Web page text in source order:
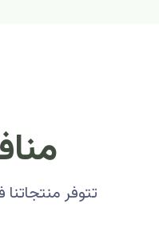
تتوفر منتجاتنا في